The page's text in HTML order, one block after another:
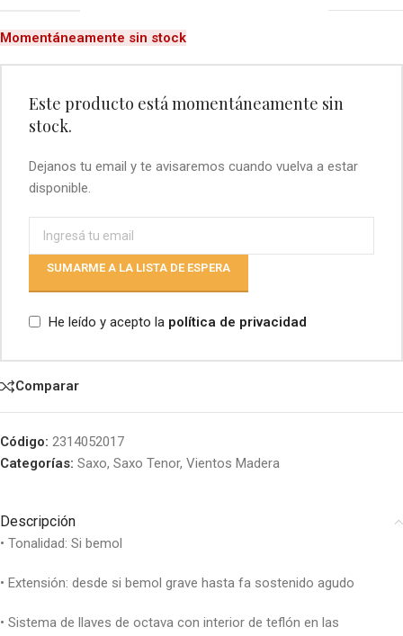
Momentáneamente sin stock
Este producto está momentáneamente sin
stock.
Dejanos tu email y te avisaremos cuando vuelva a estar
disponible.
SUMARME A LA LISTA DE ESPERA
He leído y acepto la política de privacidad
Comparar
Código: 2314052017
Categorías: Saxo, Saxo Tenor, Vientos Madera
Descripción
• Tonalidad: Si bemol
• Extensión: desde si bemol grave hasta fa sostenido agudo
• Sistema de llaves de octava con interior de teflón en las